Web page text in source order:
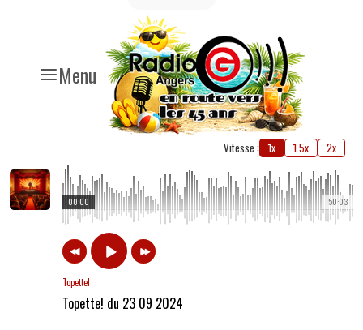
Menu
Vitesse : 1x 1.5x 2x
50:03
00:00
Topette!
Topette! du 23 09 2024